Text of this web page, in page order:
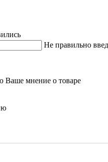
Не правильно
Ваше мнение о товаре